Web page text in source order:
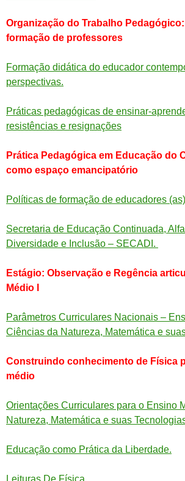
Organização do Trabalho
formação de professores
Formação didática do educador
perspectivas.
Práticas pedagógicas de ensinar-
resistências e resignações
Prática Pedagógica em Educação do
como espaço emancipatório
Políticas de formação de educadores
Secretaria de Educação Continuada,
Diversidade e Inclusão – SECADI.
Estágio: Observação e Regência
Médio I
Parâmetros Curriculares Nacionais –
Ciências da Natureza, Matemática e
Construindo conhecimento de Física
médio
Orientações Curriculares para o Ensino
Natureza, Matemática e suas
Educação como Prática da Liberdade.
Leituras De Física